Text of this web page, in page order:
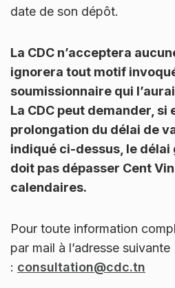
date de son dépôt.
La CDC n’acceptera
ignorera tout motif
soumissionnaire qui
La CDC peut demander, si
prolongation du délai de
indiqué ci-dessus, le
doit pas dépasser Cent
calendaires.
Pour toute information
par mail à l’adresse suivante
: consultation@cdc.tn